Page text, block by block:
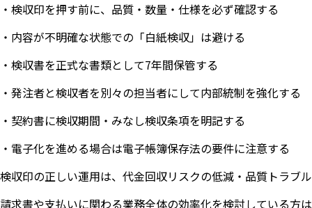
・検収印を押す前に、品質・数量・仕様を必ず確認する
・内容が不明確な状態での「白紙検収」は避ける
・検収書を正式な書類として7年間保管する
・発注者と検収者を別々の担当者にして内部統制を強化する
・契約書に検収期間・みなし検収条項を明記する
・電子化を進める場合は電子帳簿保存法の要件に注意する
検収印の正しい運用は、代金回収リスクの低減・品質トラブ
請求書や支払いに関わる業務全体の効率化を検討している方